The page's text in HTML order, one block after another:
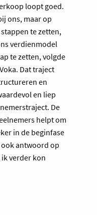
loopt goed.
ons, maar op
te zetten,
verdienmodel
te zetten, volgde
Dat traject
en
en liep
De
helpt om
in de beginfase
antwoord op
verder kon